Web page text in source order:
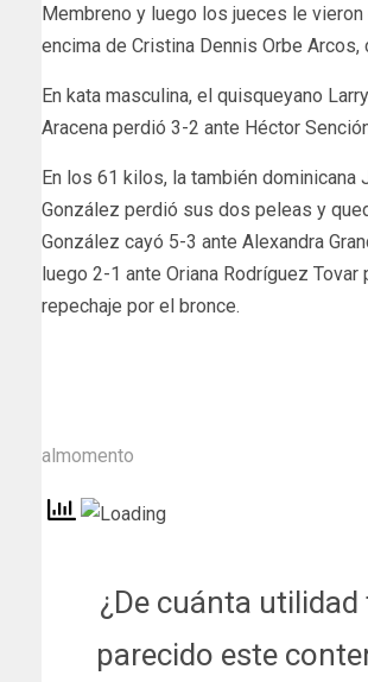
Membreno y luego los jueces le vieron
encima de Cristina Dennis Orbe Arcos,
En kata masculina, el quisqueyano
Aracena perdió 3-2 ante Héctor
En los 61 kilos, la también dominicana
González perdió sus dos peleas y
González cayó 5-3 ante Alexandra
luego 2-1 ante Oriana Rodríguez Tovar
repechaje por el bronce.
almomento
¿De cuánta utilidad
parecido este